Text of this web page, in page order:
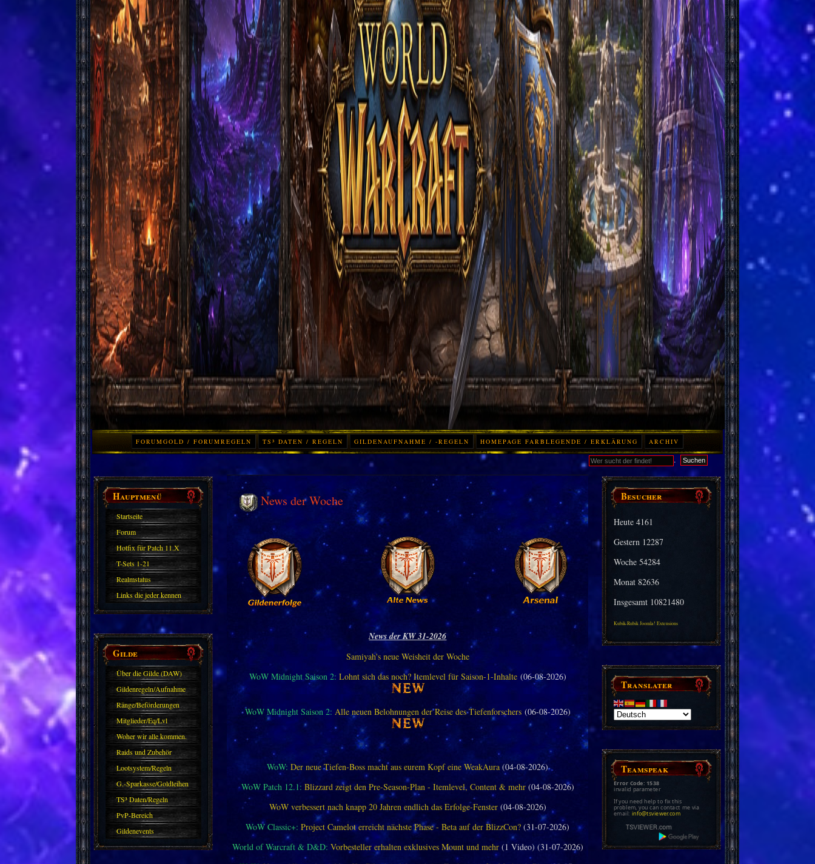
FORUMGOLD / FORUMREGELN TS³ DATEN / REGELN GILDENAUFNAHME / -REGELN HOMEPAGE FARBLEGENDE / ERKLÄRUNG ARCHIV
. Suchen
Hauptmenü
Startseite
Forum
Hotfix für Patch 11.X
T-Sets 1-21
Realmstatus
Links die jeder kennen
sollte?! Oder nicht?
Gilde
Über die Gilde (DAW)
Gildenregeln/Aufnahme
Ränge/Beförderungen
Mitglieder/Eq/Lvl
Woher wir alle kommen.
Raids und Zubehör
Lootsystem/Regeln
G.-Sparkasse/Goldleihen
TS³ Daten/Regeln
PvP-Bereich
Gildenevents
Besucher
Heute4161
Gestern 12287
Woche54284
Monat82636
Insgesamt 10821480
Kubik-Rubik Joomla! Extensions
Translater
Teamspeak
Error Code: 1538
invalid parameter
If you need help to fix this
problem, you can contact me via
email: info@tsviewer.com
News der Woche
News der KW 31-2026
Samiyah's neue Weisheit der Woche
WoW Midnight Saison 2: Lohnt sich das noch? Itemlevel für Saison-1-Inhalte(06-08-2026)
WoW Midnight Saison 2: Alle neuen Belohnungen der Reise des Tiefenforschers(06-08-2026)
WoW:Der neue Tiefen-Boss macht aus eurem Kopf eine WeakAura (04-08-2026)
WoW Patch 12.1: Blizzard zeigt den Pre-Season-Plan - Itemlevel, Content & mehr(04-08-2026)
WoW verbessert nach knapp 20 Jahren endlich das Erfolge-Fenster(04-08-2026)
WoW Classic+: Project Camelot erreicht nächste Phase - Beta auf der BlizzCon? (31-07-2026)
World of Warcraft & D&D: Vorbesteller erhalten exklusives Mount und mehr(1 Video) (31-07-2026)